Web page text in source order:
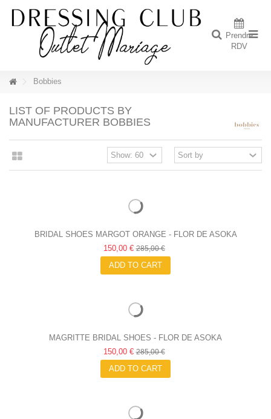
Prendre
RDV
Bobbies
LIST OF PRODUCTS BY
MANUFACTURER BOBBIES
BRIDAL SHOES MARGOT ORANGE - FLOR DE ASOKA
150,00 €285,00 €
ADD TO CART
MAGRITTE BRIDAL SHOES - FLOR DE ASOKA
150,00 €285,00 €
ADD TO CART